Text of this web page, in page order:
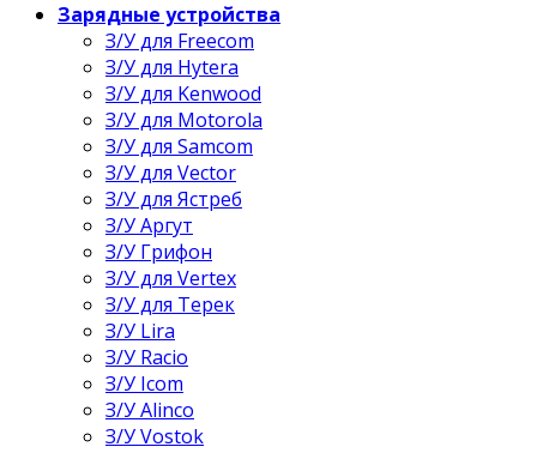
Зарядные устройства
З/У для Freecom
З/У для Hytera
З/У для Kenwood
З/У для Motorola
З/У для Samcom
З/У для Vector
З/У для Ястреб
З/У Аргут
З/У Грифон
З/У для Vertex
З/У для Терек
З/У Lira
З/У Racio
З/У Icom
З/У Alinco
З/У Vostok